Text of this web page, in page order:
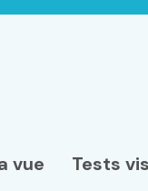
vue Tests